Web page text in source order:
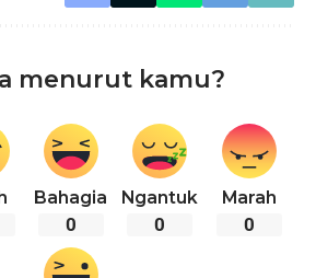
menurut kamu?
Bahagia
0
Ngantuk
0
Marah
0